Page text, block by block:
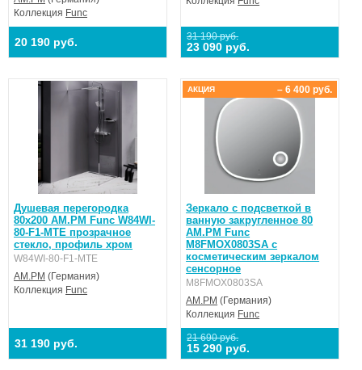
Коллекция Func
20 190 руб. 31 190 руб.
23 090 руб.
Душевая перегородка
80x200 AM.PM Func W84WI-
80-F1-MTE прозрачное
стекло, профиль хром
W84WI-80-F1-MTE
AM.PM (Германия)
Коллекция Func
31 190 руб.
Зеркало с подсветкой в
ванную закругленное 80
AM.PM Func
M8FMOX0803SA с
косметическим зеркалом
сенсорное
M8FMOX0803SA
AM.PM (Германия)
Коллекция Func
21 690 руб.
15 290 руб.
– 6 400 руб.
АКЦИЯ